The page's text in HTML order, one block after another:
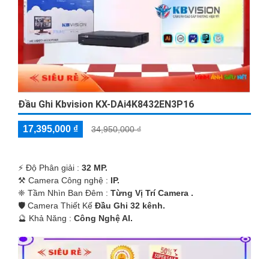
Đầu Ghi Kbvision KX-DAi4K8432EN3P16
17,395,000 ₫ 34,950,000 ₫
️⚡ Độ Phân giải : 32 MP.
⚒ Camera Công nghệ : IP.
❈ Tầm Nhìn Ban Đêm : Từng Vị Trí Camera .
🛡 Camera Thiết Kế Đầu Ghi 32 kênh.
️🔮 Khả Năng : Công Nghệ AI.